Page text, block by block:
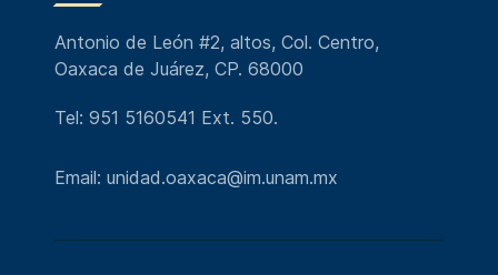
Antonio de León #2, altos, Col. Centro,
Oaxaca de Juárez, CP. 68000
Tel: 951 5160541 Ext. 550.
Email: unidad.oaxaca@im.unam.mx